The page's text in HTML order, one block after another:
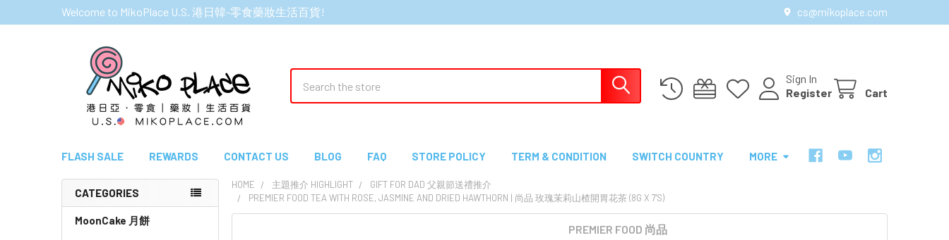
Welcome to MikoPlace U.S. 港日韓-零食藥妝生活百貨! cs@mikoplace.com
Sign In
Register
Cart
FLASH SALE REWARDS CONTACT US BLOG FAQ STORE POLICY TERM & CONDITION SWITCH COUNTRY MORE
Sidebar
CATEGORIES
MoonCake 月餅
HOME 主題推介 HIGHLIGHT
GIFT FOR DAD 父親節送禮推介
PREMIER FOOD TEA WITH ROSE, JASMINE AND DRIED HAWTHORN | 尚品 玫瑰茉莉山楂開胃花茶 (8G X 7'S)
PREMIER FOOD 尚品